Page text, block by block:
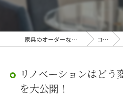
家具のオーダーなら株式会社ヤマト コラム
リノベーションはどう
を大公開！